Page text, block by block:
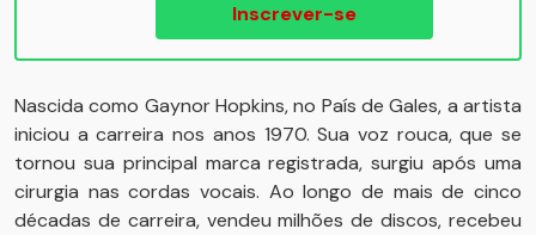
Inscrever-se
Nascida como Gaynor Hopkins, no País de Gales, a artista
iniciou a carreira nos anos 1970. Sua voz rouca, que se
tornou sua principal marca registrada, surgiu após uma
cirurgia nas cordas vocais. Ao longo de mais de cinco
décadas de carreira, vendeu milhões de discos, recebeu